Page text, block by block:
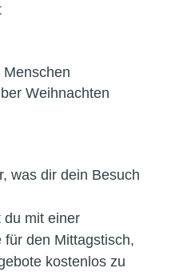
Weihnachten
was dir dein Besuch
du mit einer
den Mittagstisch,
kostenlos zu